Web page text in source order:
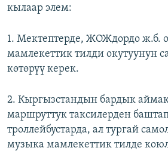
кылаар элем:
1. Мектептерде, ЖОЖдордо ж.б.
мамлекеттик тилди окутуунун
көтөрүү керек.
2. Кыргызстандын бардык
маршруттук таксилерден баштап
троллейбустарда, ал тургай
музыка мамлекеттик тилде